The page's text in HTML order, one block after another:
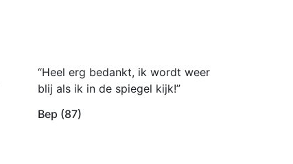
“Heel erg bedankt, ik wordt weer
blij als ik in de spiegel kijk!”
Bep (87)